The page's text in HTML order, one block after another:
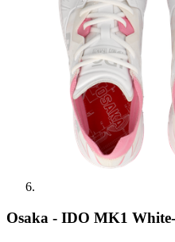
Osaka - IDO MK1